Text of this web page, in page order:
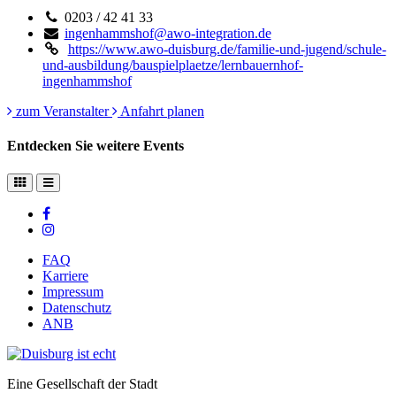
0203 / 42 41 33
ingenhammshof@awo-integration.de
https://www.awo-duisburg.de/familie-und-jugend/schule-
und-ausbildung/bauspielplaetze/lernbauernhof-
ingenhammshof
zum Veranstalter
Anfahrt planen
Entdecken Sie weitere Events
FAQ
Karriere
Impressum
Datenschutz
ANB
Eine Gesellschaft der Stadt